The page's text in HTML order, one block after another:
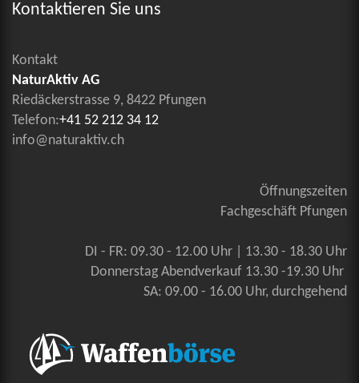
Kontaktieren Sie uns
Kontakt
NaturAktiv AG
Riedäckerstrasse 9, 8422 Pfungen
Telefon:+41 52 212 34 12
info@naturaktiv.ch
Öffnungszeiten
Fachgeschäft Pfungen
DI - FR: 09.30 - 12.00 Uhr | 13.30 - 18.30 Uhr
Donnerstag Abendverkauf 13.30 -19.30 Uhr
SA: 09.00 - 16.00 Uhr, durchgehend